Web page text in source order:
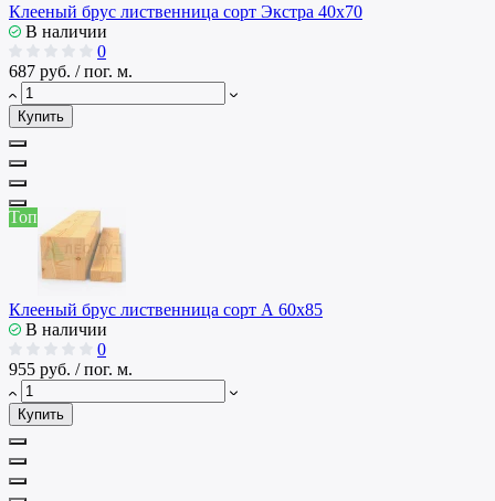
Клееный брус лиственница сорт Экстра 40х70
В наличии
0
687 руб. / пог. м.
Купить
Топ
Клееный брус лиственница сорт А 60х85
В наличии
0
955 руб. / пог. м.
Купить